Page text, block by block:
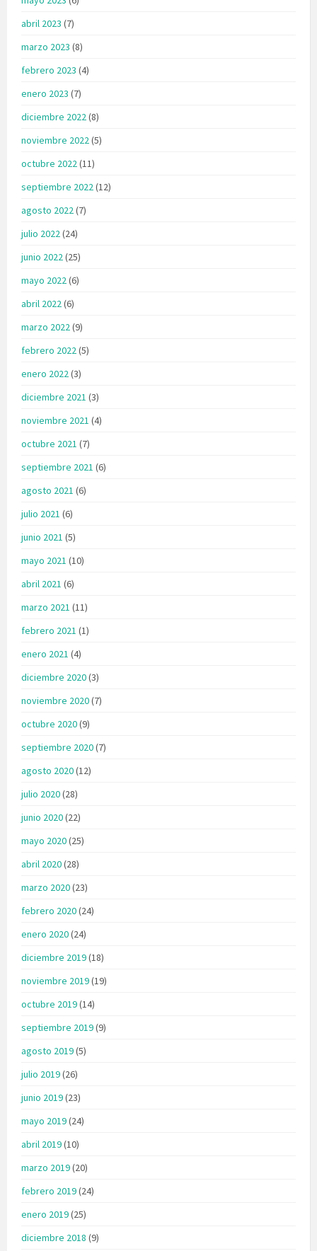
abril 2023 (7)
marzo 2023 (8)
febrero 2023 (4)
enero 2023 (7)
diciembre 2022(8)
noviembre 2022(5)
octubre 2022(11)
septiembre 2022(12)
agosto 2022(7)
julio 2022(24)
junio 2022(25)
mayo 2022(6)
abril 2022(6)
marzo 2022(9)
febrero 2022(5)
enero 2022(3)
diciembre 2021 (3)
noviembre 2021 (4)
octubre 2021 (7)
septiembre 2021 (6)
agosto 2021 (6)
julio 2021 (6)
junio 2021 (5)
mayo 2021 (10)
abril 2021 (6)
marzo 2021 (11)
febrero 2021 (1)
enero 2021 (4)
diciembre 2020(3)
noviembre 2020(7)
octubre 2020(9)
septiembre 2020(7)
agosto 2020(12)
julio 2020(28)
junio 2020(22)
mayo 2020(25)
abril 2020(28)
marzo 2020(23)
febrero 2020(24)
enero 2020(24)
diciembre 2019(18)
noviembre 2019(19)
octubre 2019(14)
septiembre 2019(9)
agosto 2019(5)
julio 2019(26)
junio 2019(23)
mayo 2019(24)
abril 2019(10)
marzo 2019(20)
febrero 2019(24)
enero 2019(25)
diciembre 2018 (9)